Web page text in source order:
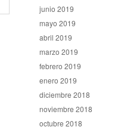
junio 2019
mayo 2019
abril 2019
marzo 2019
febrero 2019
enero 2019
diciembre 2018
noviembre 2018
octubre 2018